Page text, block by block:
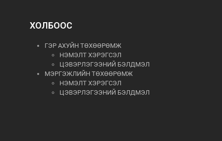
ХОЛБООС
ГЭР АХУЙН ТӨХӨӨРӨМЖ
НЭМЭЛТ ХЭРЭГСЭЛ
ЦЭВЭРЛЭГЭЭНИЙ БЭЛДМЭЛ
МЭРГЭЖЛИЙН ТӨХӨӨРӨМЖ
НЭМЭЛТ ХЭРЭГСЭЛ
ЦЭВЭРЛЭГЭЭНИЙ БЭЛДМЭЛ